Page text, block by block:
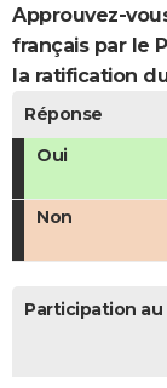
Approuvez-
français par le
la ratification
Réponse
Oui
Non
Participation